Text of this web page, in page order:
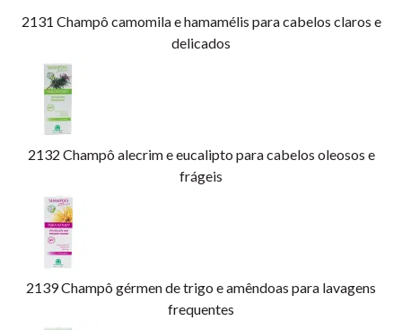
2131 Champô camomila e hamamélis para cabelos claros e
delicados
2132 Champô alecrim e eucalipto para cabelos oleosos e
frágeis
2139Champô gérmen de trigo e amêndoas para lavagens
frequentes